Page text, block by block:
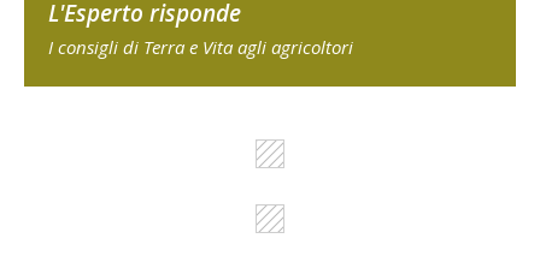
L'Esperto risponde
I consigli di Terra e Vita agli agricoltori